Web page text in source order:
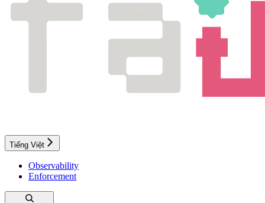
Tiếng Việt
Observability
Enforcement